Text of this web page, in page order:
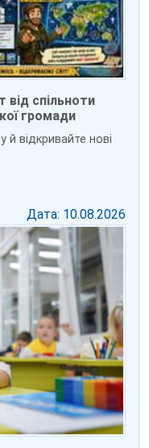
спільноти
громади
відкривайте нові
Дата: 10.08.2026